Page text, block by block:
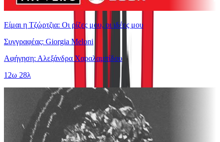
Είμαι η Τζώρτζια: Οι ρίζες μου, οι ιδέες μου
Συγγραφέας: Giorgia Meloni
Αφήγηση: Αλεξάνδρα Χαραλαμπίδου
12ω 28λ